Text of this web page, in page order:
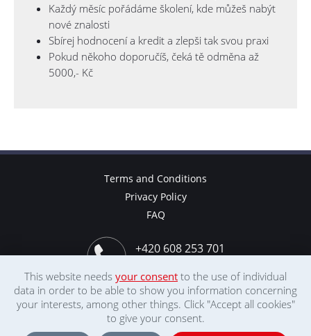
Každý měsíc pořádáme školení, kde můžeš nabýt
nové znalosti
Sbírej hodnocení a kredit a zlepši tak svou praxi
Pokud někoho doporučíš, čeká tě odměna až
5000,- Kč
Terms and Conditions
Privacy Policy
FAQ
+420 608 253 701
info@debaras.cz
prace@debaras.cz
This website needs your consent to the use of individual
data in order to be able to show you information concerning
your interests, among other things. Click "Accept all cookies"
to give your consent.